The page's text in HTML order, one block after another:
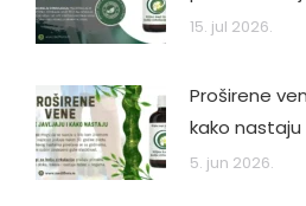
15. jul 2026.
Proširene
kako nastaju
5. jun 2026.